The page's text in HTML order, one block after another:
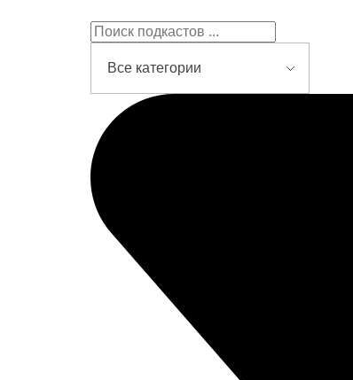
Подкасты на русском языке
слушайте бесплатно и без рекламы